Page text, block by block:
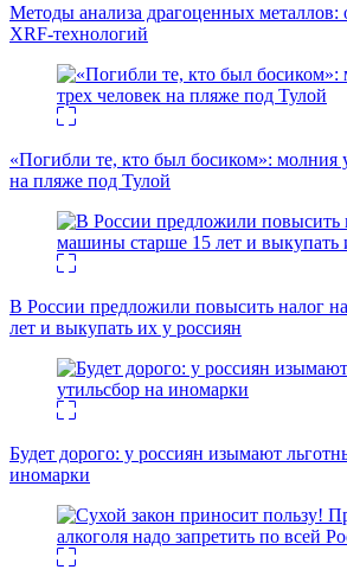
Методы анализа драгоценных металлов:
XRF-технологий
«Погибли те, кто был босиком»: молния
на пляже под Тулой
В России предложили повысить налог
лет и выкупать их у россиян
Будет дорого: у россиян изымают
иномарки